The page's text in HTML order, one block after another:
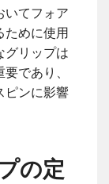
いてフォア
ために使用
グリップは
であり、
ピンに影響
の定